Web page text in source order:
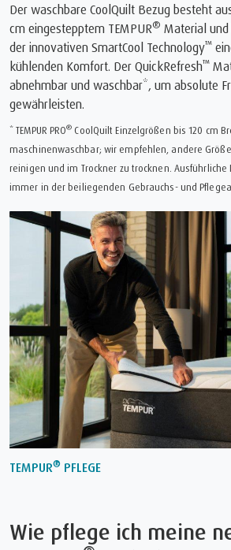
Der waschbare CoolQuilt Bezug besteht
cm eingestepptem TEMPUR® Material
der innovativen SmartCool Technology™
kühlenden Komfort. Der QuickRefresh™
abnehmbar und waschbar*, um absolute
gewährleisten.
* TEMPUR PRO® CoolQuilt Einzelgrößen bis 120 cm
maschinenwaschbar; wir empfehlen, andere
reinigen und im Trockner zu trocknen.
immer in der beiliegenden Gebrauchs- und
TEMPUR® PFLEGE
Wie pflege ich meine